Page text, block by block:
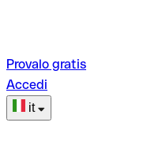
Provalo gratis
Accedi
it